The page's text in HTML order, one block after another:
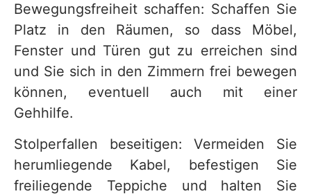
Bewegungsfreiheit schaffen: Schaffen Sie
Platz in den Räumen, so dass Möbel,
Fenster und Türen gut zu erreichen sind
und Sie sich in den Zimmern frei bewegen
können, eventuell auch mit einer
Gehhilfe.
Stolperfallen beseitigen: Vermeiden Sie
herumliegende Kabel, befestigen Sie
freiliegende Teppiche und halten Sie